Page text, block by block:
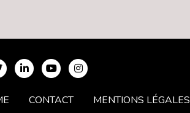
CONTACT MENTIONS LÉGALES